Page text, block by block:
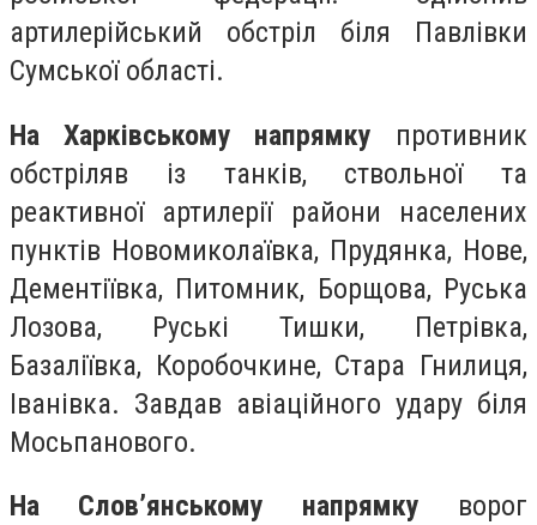
артилерійський обстріл біля Павлівки
Сумської області.
На Харківському напрямку противник
обстріляв із танків, ствольної та
реактивної артилерії райони населених
пунктів Новомиколаївка, Прудянка, Нове,
Дементіївка, Питомник, Борщова, Руська
Лозова, Руські Тишки, Петрівка,
Базаліївка, Коробочкине, Стара Гнилиця,
Іванівка. Завдав авіаційного удару біля
Мосьпанового.
На Слов’янському напрямку ворог